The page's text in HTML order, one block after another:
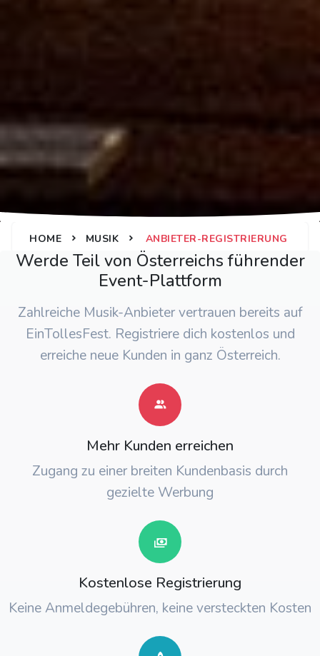
HOME MUSIK ANBIETER-REGISTRIERUNG
Werde Teil von Österreichs führender
Event-Plattform
Zahlreiche Musik-Anbieter vertrauen bereits auf
EinTollesFest. Registriere dich kostenlos und
erreiche neue Kunden in ganz Österreich.
Mehr Kunden erreichen
Zugang zu einer breiten Kundenbasis durch
gezielte Werbung
Kostenlose Registrierung
Keine Anmeldegebühren, keine versteckten Kosten